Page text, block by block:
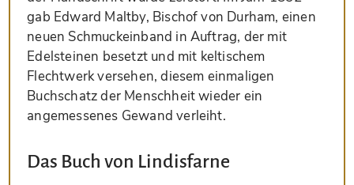
gab Edward Maltby, Bischof von Durham, einen
neuen Schmuckeinband in Auftrag, der mit
Edelsteinen besetzt und mit keltischem
Flechtwerk versehen, diesem einmaligen
Buchschatz der Menschheit wieder ein
angemessenes Gewand verleiht.
Das Buch von Lindisfarne